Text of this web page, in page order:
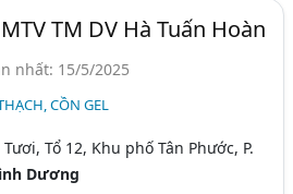
TM DV Hà Tuấn Hoàn
nhất: 15/5/2025
CỒN GEL
Tổ 12, Khu phố Tân Phước, P.
Dương